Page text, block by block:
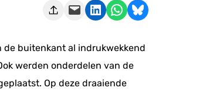
Deze pagina e-mailen Delen op LinkedIn Delen via WhatsApp Share on Bluesky
de buitenkant al indrukwekkend
werden onderdelen van de
Op deze draaiende